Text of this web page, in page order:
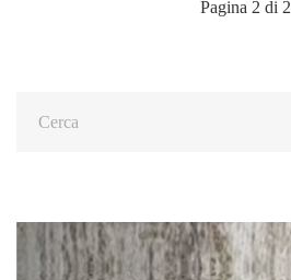
Pagina 2 di 2